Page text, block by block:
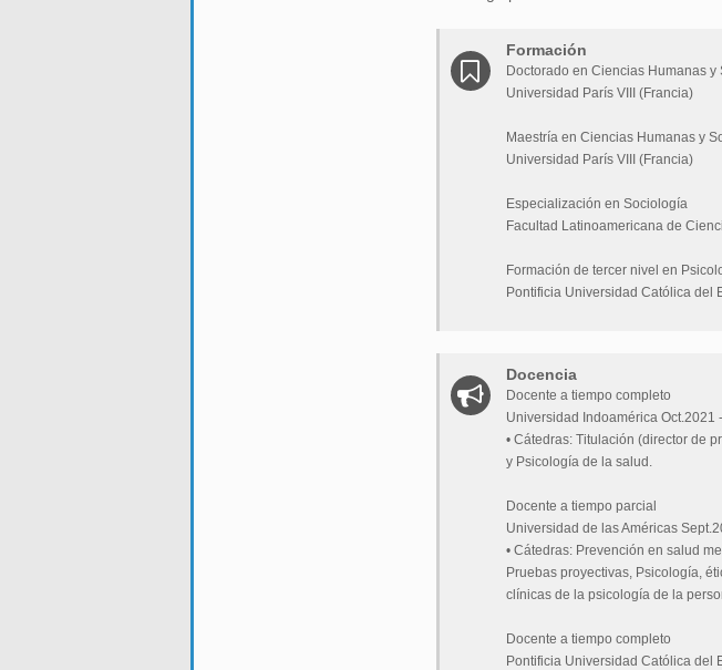
Formación
Doctorado en Ciencias Humanas
Universidad París VIII (Francia)
Maestría en Ciencias Humanas y
Universidad París VIII (Francia)
Especialización en Sociología
Facultad Latinoamericana de
Formación de tercer nivel en
Pontificia Universidad Católica del
Docencia
Docente a tiempo completo
Universidad Indoamérica Oct.2021
• Cátedras: Titulación (director de
y Psicología de la salud.
Docente a tiempo parcial
Universidad de las Américas
• Cátedras: Prevención en salud
Pruebas proyectivas, Psicología,
clínicas de la psicología de la
Docente a tiempo completo
Pontificia Universidad Católica del